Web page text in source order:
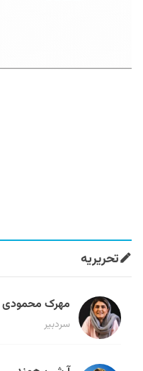
تحریریه
مهرک محمودی
سردبیر